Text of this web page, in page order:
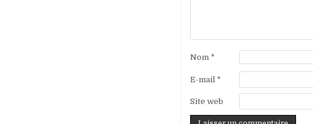
Nom *
E-mail *
Site web